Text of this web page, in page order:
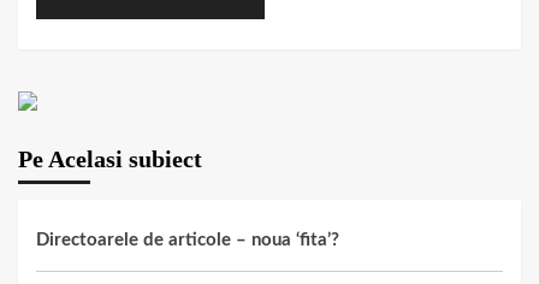
Pe Acelasi subiect
Directoarele de articole – noua ‘fita’?